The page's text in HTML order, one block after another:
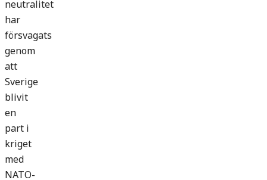
neutralitet
har
försvagats
genom
att
Sverige
blivit
en
part i
kriget
med
NATO-